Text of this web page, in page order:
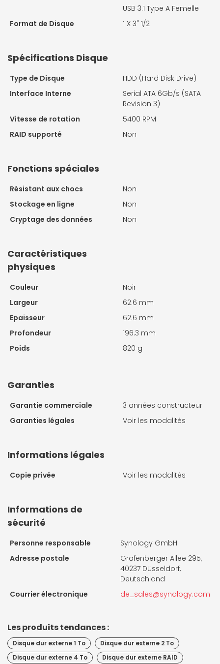
USB 3.1 Type A Femelle
Format de Disque
1 X 3" 1/2
Spécifications Disque
Type de Disque
HDD (Hard Disk Drive)
Interface Interne
Serial ATA 6Gb/s (SATA
Revision 3)
Vitesse de rotation
5400 RPM
RAID supporté
Non
Fonctions spéciales
Résistant aux chocs
Non
Stockage en ligne
Non
Cryptage des données
Non
Caractéristiques
physiques
Couleur
Noir
Largeur
62.6 mm
Epaisseur
62.6 mm
Profondeur
196.3 mm
Poids
820 g
Garanties
Garantie commerciale
3 années constructeur
Garanties légales
Voir les modalités
Informations légales
Copie privée Voir les modalités
Informations de
sécurité
Personne responsable
Synology GmbH
Adresse postale
Grafenberger Allee 295,
40237 Düsseldorf,
Deutschland
Courrier électronique
de_sales@synology.com
Les produits tendances :
Disque dur externe 1 To
Disque dur externe 2 To
Disque dur externe 4 To
Disque dur externe RAID